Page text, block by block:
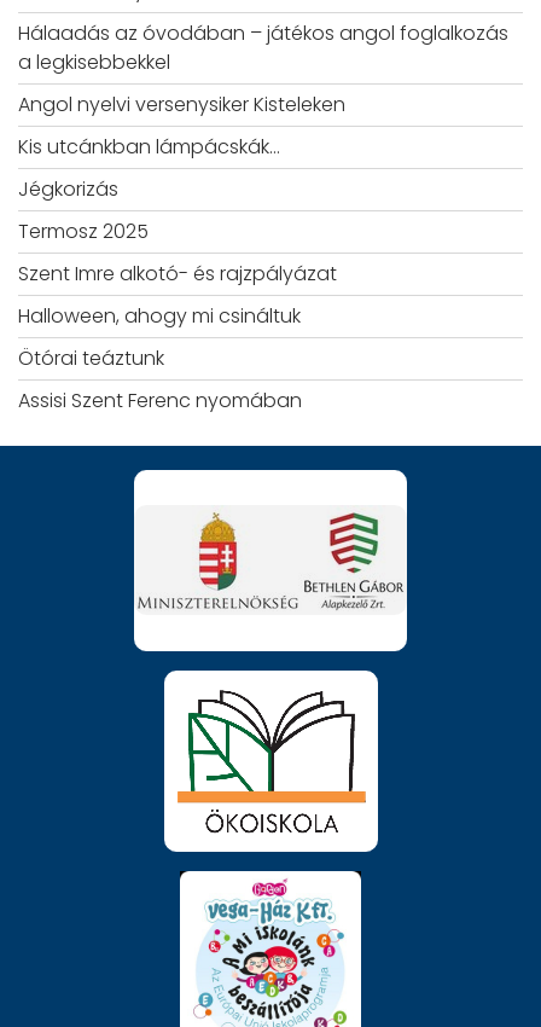
Hálaadás az óvodában – játékos angol foglalkozás
a legkisebbekkel
Angol nyelvi versenysiker Kisteleken
Kis utcánkban lámpácskák…
Jégkorizás
Termosz 2025
Szent Imre alkotó- és rajzpályázat
Halloween, ahogy mi csináltuk
Ötórai teáztunk
Assisi Szent Ferenc nyomában